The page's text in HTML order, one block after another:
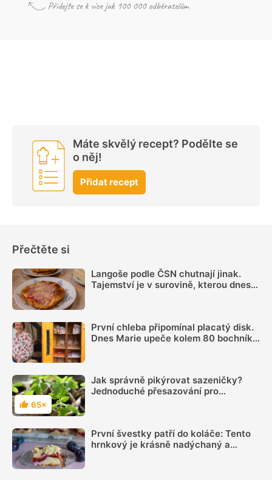
Máte skvělý recept? Podělte se
o něj!
Přidat recept
Přečtěte si
Langoše podle ČSN chutnají jinak.
Tajemství je v surovině, kterou dnes
První chleba připomínal placatý disk.
Dnes Marie upeče kolem 80 bochníků
Hodnocení
65×
Jak správně pikýrovat sazeničky?
Jednoduché přesazování pro
První švestky patří do koláče: Tento
hrnkový je krásně nadýchaný a